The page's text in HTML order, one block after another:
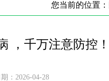
您当前的位置：
，千万注意防控！
：2026-04-28